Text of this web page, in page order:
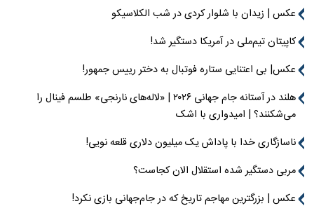
عکس | زیدان با شلوار کردی در شب الکلاسیکو
کاپیتان تیم‌ملی در آمریکا دستگیر شد!
عکس| بی اعتنایی ستاره فوتبال به دختر رییس جمهور!
هلند در آستانه جام جهانی ۲۰۲۶ | «لاله‌های نارنجی» طلسم فینال را
می‌شکنند؟ | امیدواری با اشک
ناسازگاری خدا با پاداش یک میلیون دلاری قلعه نویی!
مربی دستگیر شده استقلال الان کجاست؟
عکس | بزرگترین مهاجم تاریخ که در جام‌جهانی بازی نکرد!